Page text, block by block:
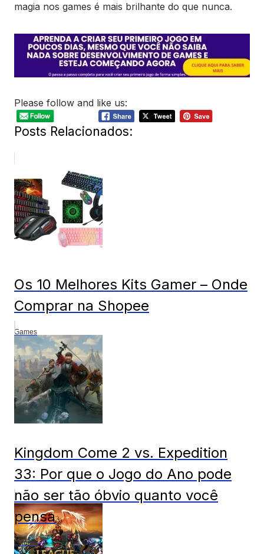
magia nos games é mais brilhante do que nunca.
Please follow and like us:
Posts Relacionados:
Os 10 Melhores Kits Gamer – Onde
Comprar na Shopee
Games
Kingdom Come 2 vs. Expedition
33: Por que o Jogo do Ano pode
não ser tão óbvio quanto você
pensa
Games